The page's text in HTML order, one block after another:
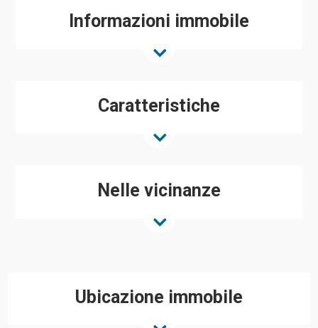
Informazioni immobile
Caratteristiche
Nelle vicinanze
Ubicazione immobile